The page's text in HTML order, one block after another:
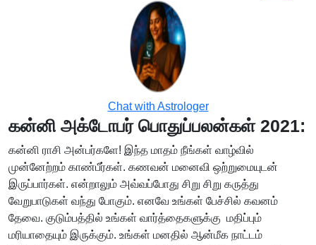
Chat with Astrologer
கன்னி அக்டோபர் பொதுப்பலன்கள் 2021:
கன்னி ராசி அன்பர்களே! இந்த மாதம் நீங்கள் வாழ்வில்
முன்னேற்றம் காண்பீர்கள். கணவன் மனைவி ஒற்றுமையுடன்
இருப்பார்கள். என்றாலும் அவ்வப்போது சிறு சிறு கருத்து
வேறுபாடுகள் வந்து போகும். எனவே உங்கள் பேச்சில் கவனம்
தேவை. குடும்பத்தில் உங்கள் வார்த்தைகளுக்கு மதிப்பும்
மரியாதையும் இருக்கும். உங்கள் மனதில் ஆன்மீக நாட்டம்